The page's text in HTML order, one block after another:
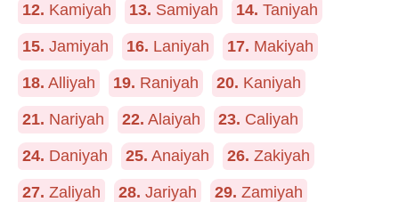
12. Kamiyah 13. Samiyah 14. Taniyah
15. Jamiyah 16. Laniyah 17. Makiyah
18. Alliyah 19. Raniyah 20. Kaniyah
21. Nariyah 22. Alaiyah 23. Caliyah
24. Daniyah 25. Anaiyah 26. Zakiyah
27. Zaliyah 28. Jariyah 29. Zamiyah